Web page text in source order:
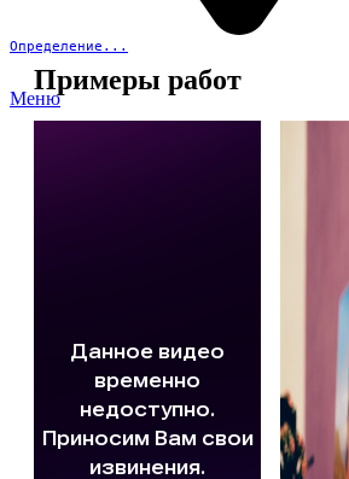
Определение...
Меню
Примеры работ